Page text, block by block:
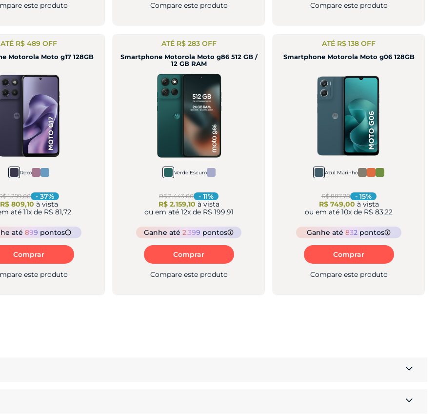
este produto Compare este produto Compare este produto
ATÉ R$ 489 OFF
Motorola Moto g17 128GB
Roxo
1.299,00 -37%
R$ 809,10 à vista
até 11x de R$ 81,72
até 899 pontos
Comprar
este produto
ATÉ R$ 283 OFF
Smartphone Motorola Moto g86 512 GB /
12 GB RAM
Verde Escuro
R$ 2.443,00 -11%
R$ 2.159,10 à vista
ou em até 12x de R$ 199,91
Ganheaté 2.399 pontos
Comprar
Compare este produto
ATÉ R$ 138 OFF
Smartphone Motorola Moto g06 128GB
Azul Marinho
R$ 887,78 - 15%
R$ 749,00 à vista
ou em até10x de R$ 83,22
Ganheaté 832 pontos
Comprar
Compare este produto